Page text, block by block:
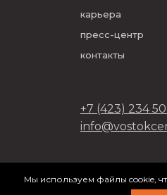
карьера
пресс-центр
контакты
+7 (423) 234
разработано вDVIGA
Мы используем файлы cookie,